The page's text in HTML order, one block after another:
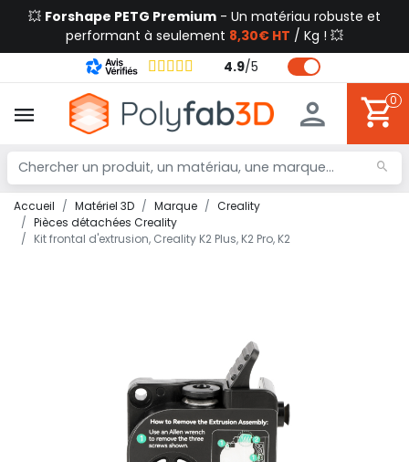
💥 Forshape PETG Premium - Un matériau robuste et
performant à seulement 8,30€ HT / Kg ! 💥
4.9/5
0
Accueil Matériel 3D Marque
Creality
Pièces détachées Creality
Kit frontal d'extrusion, Creality K2 Plus, K2 Pro, K2